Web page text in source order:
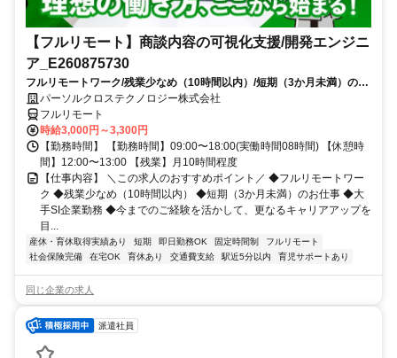
【フルリモート】商談内容の可視化支援/開発エンジニ
ア_E260875730
フルリモートワーク/残業少なめ（10時間以内）/短期（3か月未満）のお
仕事/大手SI企業勤務/今までのご経験を活かして、更なるキャリアアップ
を目指せます
パーソルクロステクノロジー株式会社
フルリモート
時給3,000円～3,300円
【勤務時間】 【勤務時間】09:00〜18:00(実働時間08時間) 【休憩時
間】12:00〜13:00 【残業】月10時間程度
【仕事内容】 ＼この求人のおすすめポイント／ ◆フルリモートワー
ク ◆残業少なめ（10時間以内） ◆短期（3か月未満）のお仕事 ◆大
手SI企業勤務 ◆今までのご経験を活かして、更なるキャリアアップを
目...
産休・育休取得実績あり 短期 即日勤務OK 固定時間制
フルリモート
社会保険完備
在宅OK 育休あり 交通費支給 駅近5分以内 育児サポートあり
同じ企業の求人
派遣社員